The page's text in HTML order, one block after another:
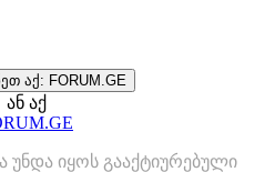
აქ: FORUM.GE
ან აქ
უნდა იყოს გააქტიურებული